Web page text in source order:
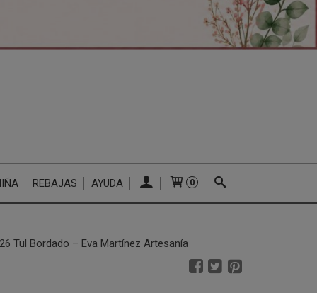
REBAJAS AYUDA 0
Tul Bordado – Eva Martínez Artesanía